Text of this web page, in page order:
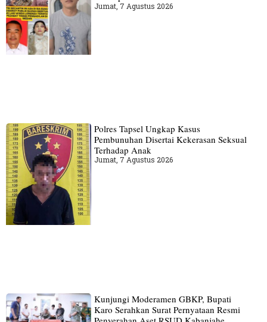
Jumat, 7 Agustus 2026
Polres Tapsel Ungkap Kasus
Pembunuhan Disertai Kekerasan Seksual
Terhadap Anak
Jumat, 7 Agustus 2026
Kunjungi Moderamen GBKP, Bupati
Karo Serahkan Surat Pernyataan Resmi